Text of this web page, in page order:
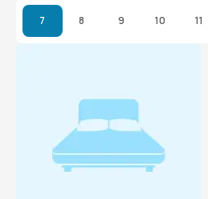
7 8 9 10 11